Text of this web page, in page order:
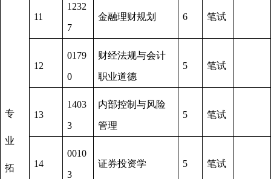
专
业
拓
11
1232
7
金融理财规划 6 笔试
12
0179
0
财经法规与会计
职业道德
5 笔试
13
1403
3
内部控制与风险
管理
5 笔试
14
0010
3
证券投资学 5 笔试